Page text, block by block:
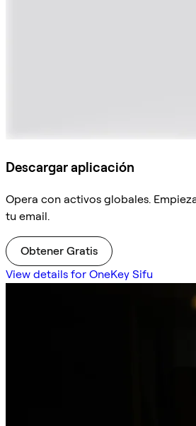
Descargar aplicación
Opera con activos globales.
tu email.
Obtener Gratis
View details for OneKey Sifu